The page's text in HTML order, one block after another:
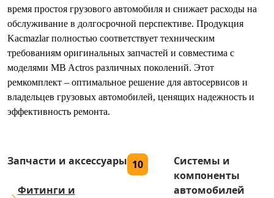
время простоя грузового автомобиля и снижает расходы на
обслуживание в долгосрочной перспективе. Продукция
Kacmazlar полностью соответствует техническим
требованиям оригинальных запчастей и совместима с
моделями MB Actros различных поколений. Этот
ремкомплект – оптимальное решение для автосервисов и
владельцев грузовых автомобилей, ценящих надежность и
эффективность ремонта.
Запчасти и аксессуары 10
Фитинги и
Системы и
компоненты
автомобилей